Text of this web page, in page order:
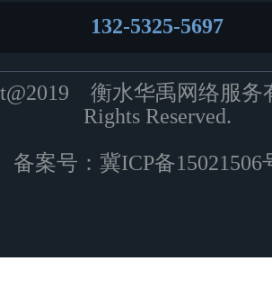
132-5325-5697
衡水华禹网络服
Rights Reserved.
备案号： 冀ICP备15021506